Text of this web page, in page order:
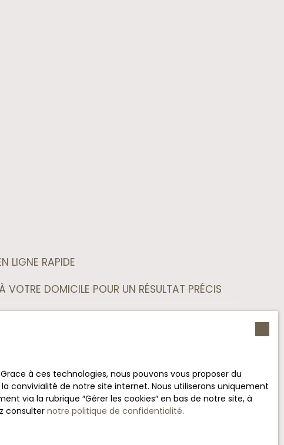
LIGNE RAPIDE
VOTRE DOMICILE POUR UN RÉSULTAT PRÉCIS
PERSONNALISÉ
POUR VENDRE VOTRE PROPRIÉTÉ RAPIDEMENT
à ces technologies, nous pouvons vous proposer du
convivialité de notre site internet. Nous utiliserons uniquement
via la rubrique ″Gérer les cookies″ en bas de notre site, à
consulternotre politique de confidentialité.